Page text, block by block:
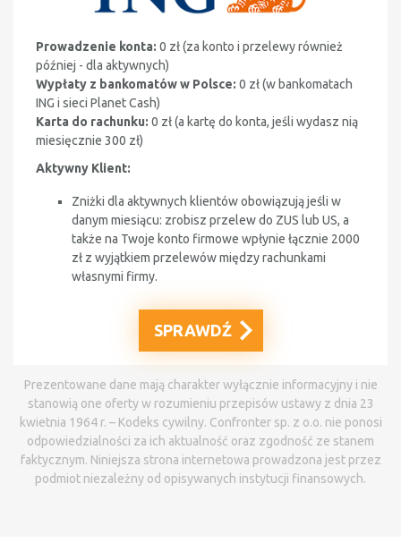
Prowadzenie konta: 0 zł (za konto i przelewy również
później - dla aktywnych)
Wypłaty z bankomatów w Polsce: 0 zł (w bankomatach
ING i sieci Planet Cash)
Karta do rachunku: 0 zł (a kartę do konta, jeśli wydasz nią
miesięcznie 300 zł)
Aktywny Klient:
Zniżki dla aktywnych klientów obowiązują jeśli w
danym miesiącu: zrobisz przelew do ZUS lub US, a
także na Twoje konto firmowe wpłynie łącznie 2000
zł z wyjątkiem przelewów między rachunkami
własnymi firmy.
SPRAWDŹ
Prezentowane dane mają charakter wyłącznie informacyjny i nie
stanowią one oferty w rozumieniu przepisów ustawy z dnia 23
kwietnia 1964 r. – Kodeks cywilny. Confronter sp. z o.o. nie ponosi
odpowiedzialności za ich aktualność oraz zgodność ze stanem
faktycznym. Niniejsza strona internetowa prowadzona jest przez
podmiot niezależny od opisywanych instytucji finansowych.